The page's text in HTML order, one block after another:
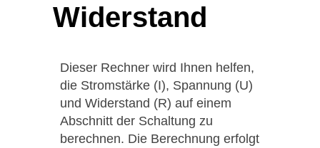
Widerstand
Dieser Rechner wird Ihnen helfen,
die Stromstärke (I), Spannung (U)
und Widerstand (R) auf einem
Abschnitt der Schaltung zu
berechnen. Die Berechnung erfolgt